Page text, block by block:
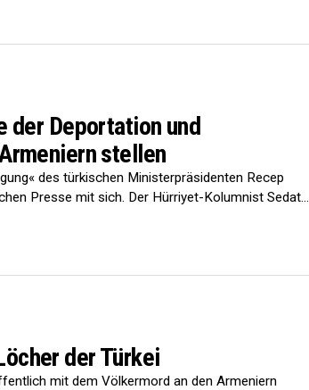
der Deportation und
stellen
des türkischen Ministerpräsidenten Recep
Presse mit sich. Der Hürriyet-Kolumnist Sedat...
der Türkei
mit dem Völkermord an den Armeniern